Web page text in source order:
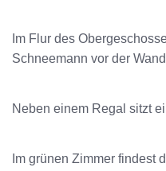
Im Flur des
Schneemann vor der
Neben einem Regal sitzt
Im grünen Zimmer findest